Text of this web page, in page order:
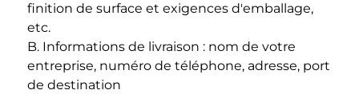
finition de surface et exigences d'emballage,
etc.
B. Informations de livraison : nom de votre
entreprise, numéro de téléphone, adresse, port
de destination